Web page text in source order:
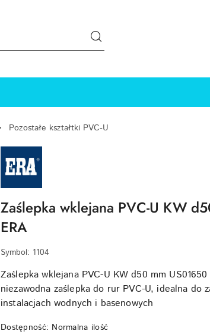
Pozostałe kształtki PVC-U
NAZWA
PRODUCENTA:
ERA
Zaślepka wklejana PVC-U KW
ERA
Symbol: 1104
Zaślepka wklejana PVC-U KW d50 mm
niezawodna zaślepka do rur PVC-U, idealna do
instalacjach wodnych i basenowych
Dostępność: Normalna ilość